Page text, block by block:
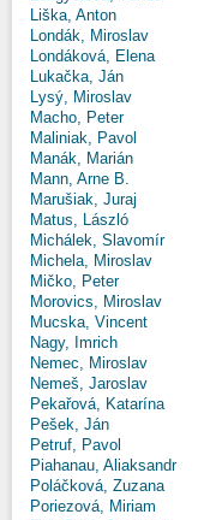
Liška, Anton
Londák, Miroslav
Londáková, Elena
Lukačka, Ján
Lysý, Miroslav
Macho, Peter
Maliniak, Pavol
Manák, Marián
Mann, Arne B.
Marušiak, Juraj
Matus, László
Michálek, Slavomír
Michela, Miroslav
Mičko, Peter
Morovics, Miroslav
Mucska, Vincent
Nagy, Imrich
Nemec, Miroslav
Nemeš, Jaroslav
Pekařová, Katarína
Pešek, Ján
Petruf, Pavol
Piahanau, Aliaksandr
Poláčková, Zuzana
Poriezová, Miriam